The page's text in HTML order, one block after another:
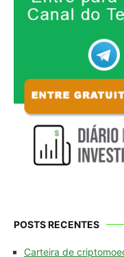
POSTS RECENTES
Carteira de